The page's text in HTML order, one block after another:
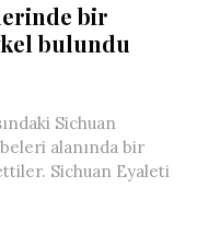
bir
bulundu
Sichuan
alanında bir
Sichuan Eyaleti